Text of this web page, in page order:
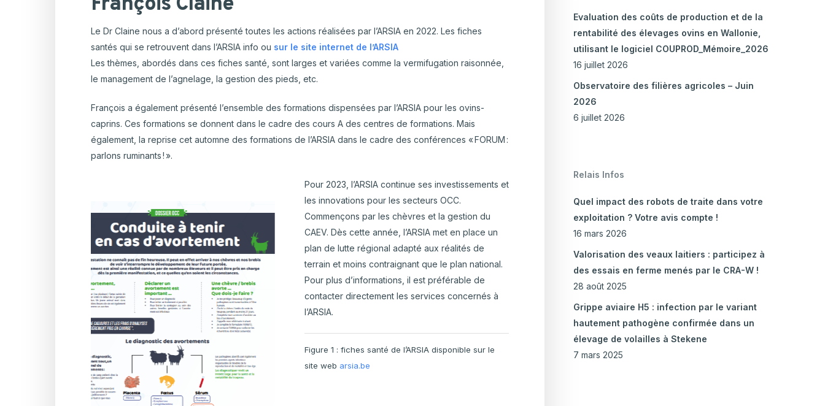
Le Dr Claine nous a d’abord présenté toutes les actions réalisées par l’ARSIA en 2022. Les fiches
santés qui se retrouvent dans l’ARSIA info ou sur le site internet de l’ARSIA
Les thèmes, abordés dans ces fiches santé, sont larges et variées comme la vermifugation raisonnée,
le management de l’agnelage, la gestion des pieds, etc.
François a également présenté l’ensemble des formations dispensées par l’ARSIA pour les ovins-
caprins. Ces formations se donnent dans le cadre des cours A des centres de formations. Mais
également, la reprise cet automne des formations de l’ARSIA dans le cadre des conférences « FORUM :
parlons ruminants ! ».
Pour 2023, l’ARSIA continue ses investissements et
les innovations pour les secteurs OCC.
Commençons par les chèvres et la gestion du
CAEV. Dès cette année, l’ARSIA met en place un
plan de lutte régional adapté aux réalités de
terrain et moins contraignant que le plan national.
Pour plus d’informations, il est préférable de
contacter directement les services concernés à
l’ARSIA.
Figure 1 : fiches santé de l’ARSIA disponible sur le
site web arsia.be
Evaluation des coûts de production et de la
rentabilité des élevages ovins en Wallonie,
utilisant le logiciel COUPROD_Mémoire_2026
16 juillet 2026
Observatoire des filières agricoles – Juin
2026
6 juillet 2026
Relais Infos
Quel impact des robots de traite dans votre
exploitation ? Votre avis compte !
16 mars 2026
Valorisation des veaux laitiers : participez à
des essais en ferme menés par le CRA-W !
28 août 2025
Grippe aviaire H5 : infection par le variant
hautement pathogène confirmée dans un
élevage de volailles à Stekene
7 mars 2025